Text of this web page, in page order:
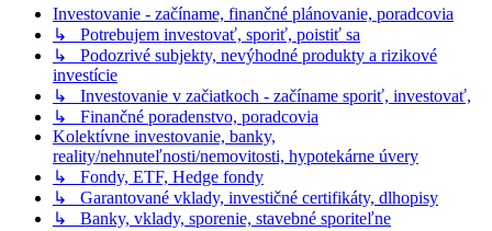
Investovanie - začíname, finančné plánovanie, poradcovia
↳ Potrebujem investovať, sporiť, poistiť sa
↳ Podozrivé subjekty, nevýhodné produkty a rizikové
investície
↳ Investovanie v začiatkoch - začíname sporiť, investovať,
↳ Finančné poradenstvo, poradcovia
Kolektívne investovanie, banky,
reality/nehnuteľnosti/nemovitosti, hypotekárne úvery
↳ Fondy, ETF, Hedge fondy
↳ Garantované vklady, investičné certifikáty, dlhopisy
↳ Banky, vklady, sporenie, stavebné sporiteľne